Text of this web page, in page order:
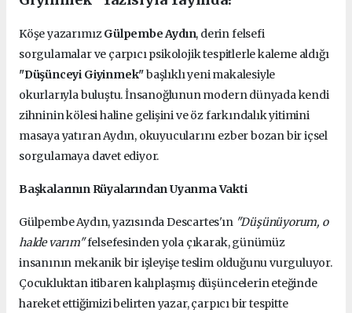
Köşe yazarımızGülpembe Aydın, derin felsefi
sorgulamalar ve çarpıcı psikolojik tespitlerle kaleme aldığı
"Düşünceyi Giyinmek"başlıklı yeni makalesiyle
okurlarıyla buluştu. İnsanoğlunun modern dünyada kendi
zihninin kölesi haline gelişini ve öz farkındalık yitimini
masaya yatıran Aydın, okuyucularını ezber bozan bir içsel
sorgulamaya davet ediyor.
Başkalarının Rüyalarından Uyanma Vakti
Gülpembe Aydın, yazısında Descartes'ın "Düşünüyorum, o
halde varım"felsefesinden yola çıkarak, günümüz
insanının mekanik bir işleyişe teslim olduğunu vurguluyor.
Çocukluktan itibaren kalıplaşmış düşüncelerin eteğinde
hareket ettiğimizi belirten yazar, çarpıcı bir tespitte